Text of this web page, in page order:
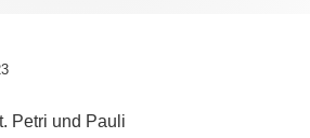
Petri und Pauli